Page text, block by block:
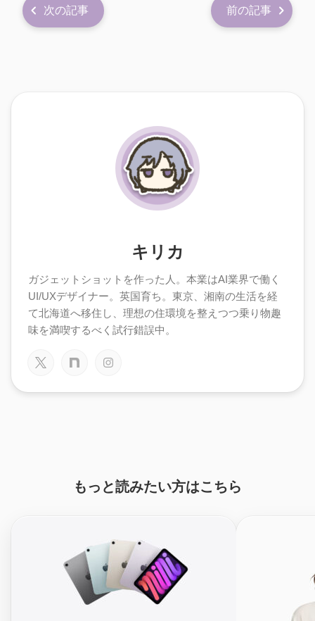
次の記事 前の記事
キリカ
ガジェットショットを作った人。本業はAI業界で働く
UI/UXデザイナー。英国育ち。東京、湘南の生活を経
て北海道へ移住し、理想の住環境を整えつつ乗り物趣
味を満喫するべく試行錯誤中。
もっと読みたい方はこちら